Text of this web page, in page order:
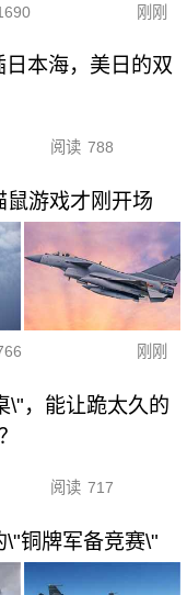
刚刚
本海，美日的双
阅读 788
游戏才刚开场
刚刚
\"，能让跪太久的
阅读 717
\"铜牌军备竞赛\"